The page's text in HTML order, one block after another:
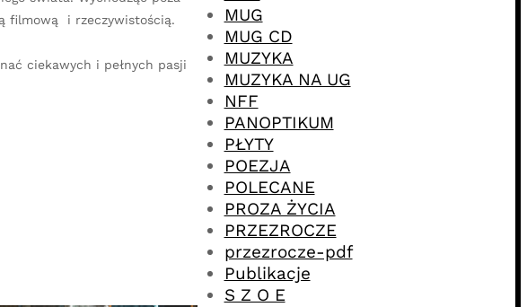
filmową i rzeczywistością.
ciekawych i pełnych pasji
MUG
MUG CD
MUZYKA
MUZYKA NA UG
NFF
PANOPTIKUM
PŁYTY
POEZJA
POLECANE
PROZA ŻYCIA
PRZEZROCZE
przezrocze-pdf
Publikacje
S Z O E